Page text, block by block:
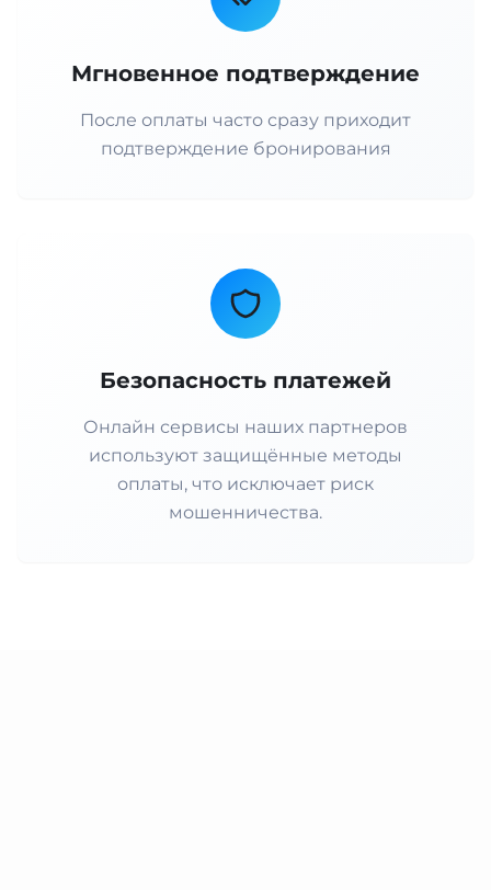
Мгновенное подтверждение
После оплаты часто сразу приходит
подтверждение бронирования
Безопасность платежей
Онлайн сервисы наших партнеров
используют защищённые методы
оплаты, что исключает риск
мошенничества.